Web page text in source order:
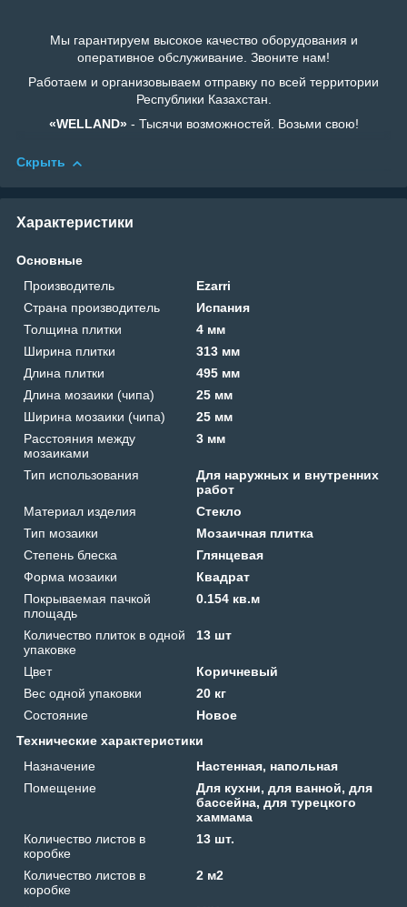
Мы гарантируем высокое качество оборудования и
оперативное обслуживание. Звоните нам!
Работаем и организовываем отправку по всей территории
Республики Казахстан.
«WELLAND»- Тысячи возможностей. Возьми свою!
Скрыть
Характеристики
Основные
Производитель
Ezarri
Страна производитель
Испания
Толщина плитки
4 мм
Ширина плитки
313 мм
Длина плитки
495 мм
Длина мозаики (чипа)
25 мм
Ширина мозаики (чипа)
25 мм
Расстояния между
мозаиками
3 мм
Тип использования
Для наружных и внутренних
работ
Материал изделия
Стекло
Тип мозаики
Мозаичная плитка
Степень блеска
Глянцевая
Форма мозаики
Квадрат
Покрываемая пачкой
площадь
0.154 кв.м
Количество плиток в одной
упаковке
13 шт
Цвет
Коричневый
Вес одной упаковки
20 кг
Состояние
Новое
Технические характеристики
Назначение
Настенная, напольная
Помещение
Для кухни, для ванной, для
бассейна, для турецкого
хаммама
Количество листов в
коробке
13 шт.
Количество листов в
коробке
2 м2